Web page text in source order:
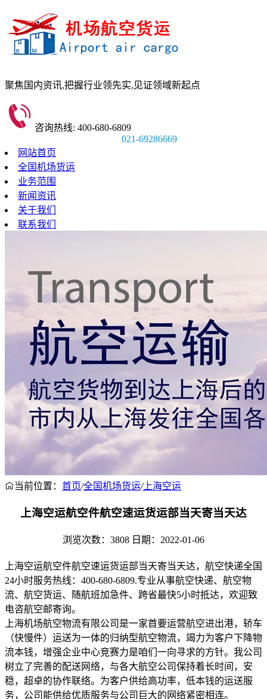
聚焦国内资讯,把握行业领先实,见证领域新起点
咨询热线: 400-680-6809
021-69286669
网站首页
全国机场货运
业务范围
新闻资讯
关于我们
联系我们
当前位置： 首页/全国机场货运/上海空运
上海空运航空件航空速运货运部当天寄当天达
浏览次数：3808 日期：2022-01-06
上海空运航空件航空速运货运部当天寄当天达，航空快递全国
24小时服务热线：400-680-6809.专业从事航空快递、航空物
流、航空货运、随航班加急件、跨省最快5小时抵达，欢迎致
电咨航空邮寄询。
上海机场航空物流有限公司是一家首要运营航空进出港，轿车
（快慢件）运送为一体的归纳型航空物流，竭力为客户下降物
流本钱，增强企业中心竞赛力是咱们一向寻求的方针。我公司
树立了完善的配送网络，与各大航空公司保持着长时间，安
稳，超卓的协作联络。为客户供给高功率，低本钱的运送服
务，公司能供给优质服务与公司巨大的网络紧密相连。